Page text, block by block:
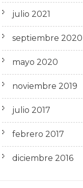
julio 2021
septiembre 2020
mayo 2020
noviembre 2019
julio 2017
febrero 2017
diciembre 2016